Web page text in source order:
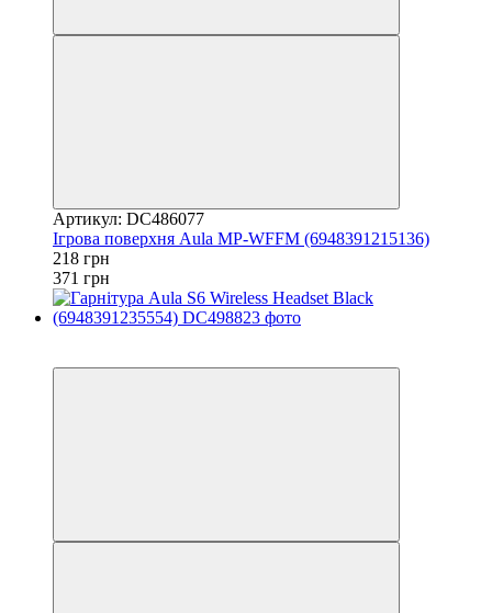
Артикул: DC486077
Iгрова поверхня Aula MP-WFFM (6948391215136)
218 грн
371 грн